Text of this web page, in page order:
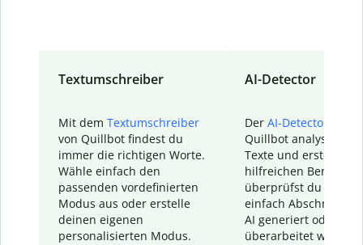
Textumschreiber
Mit dem Textumschreiber
von Quillbot findest du
immer die richtigen Worte.
Wähle einfach den
passenden vordefinierten
Modus aus oder erstelle
deinen eigenen
personalisierten Modus.
AI-Detector
Der AI-Detector
Quillbot analysiert
Texte und erstellt
hilfreichen Bericht.
überprüfst du
einfach Abschnitte,
AI generiert oder
überarbeitet wurden.